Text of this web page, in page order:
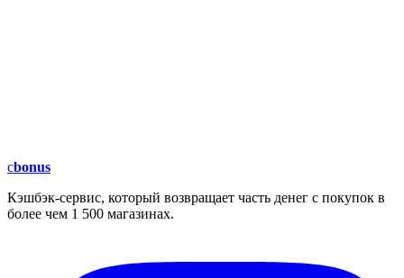
cbonus
Кэшбэк-сервис, который возвращает часть денег с покупок в
более чем 1 500 магазинах.